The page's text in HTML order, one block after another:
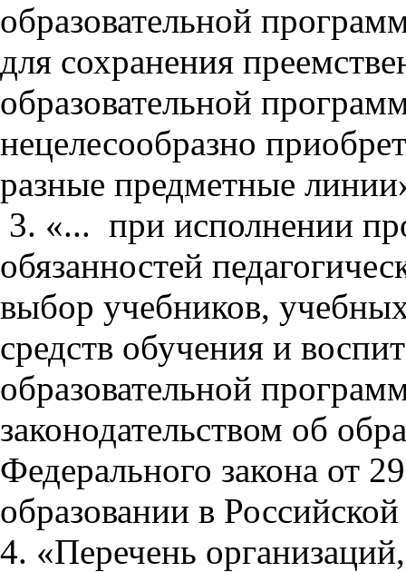
образовательной
для сохранения
образовательной
нецелесообразно
разные предметные
3. «... при исполнении
обязанностей
выбор учебников,
средств обучения и
образовательной
законодательством об
Федерального закона от
образовании в
4. «Перечень